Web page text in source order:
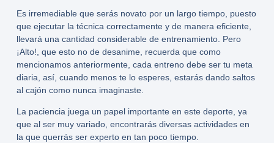
Es irremediable que serás novato por un largo tiempo, puesto
que ejecutar la técnica correctamente y de manera eficiente,
llevará una cantidad considerable de entrenamiento. Pero
¡Alto!, que esto no de desanime, recuerda que como
mencionamos anteriormente, cada entreno debe ser tu meta
diaria, así, cuando menos te lo esperes, estarás dando saltos
al cajón como nunca imaginaste.
La paciencia juega un papel importante en este deporte, ya
que al ser muy variado, encontrarás diversas actividades en
la que querrás ser experto en tan poco tiempo.